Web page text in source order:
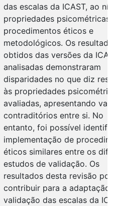
das escalas da ICAST, ao
propriedades psicométricas
procedimentos éticos e
metodológicos. Os
obtidos das versões da
analisadas demonstraram
disparidades no que diz
às propriedades
avaliadas, apresentando
contraditórios entre si. No
entanto, foi possível
implementação de
éticos similares entre os
estudos de validação. Os
resultados desta revisão
contribuir para a adaptação
validação das escalas da